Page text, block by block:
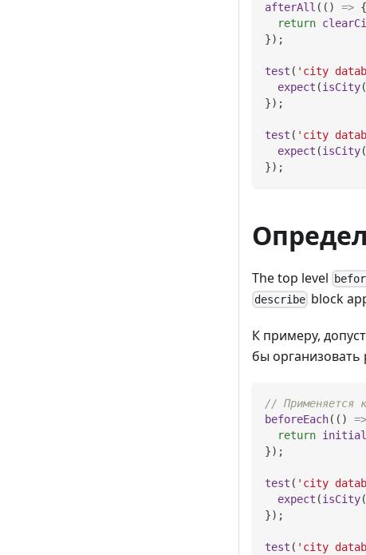
afterAll ( ( ) => {
return
}) ;
test ( 'city
expect (isCity(
}) ;
test ( 'city
expect (isCity(
}) ;
The top level
describe block
К примеру,
бы организовать
// Применяется
beforeEach( ( ) =>
return
}) ;
test ( 'city
expect (isCity(
}) ;
test ( 'city